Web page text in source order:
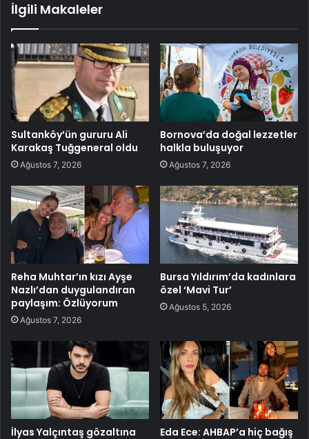
İlgili Makaleler
Sultanköy’ün gururu Ali
Karakaş Tuğgeneral oldu
Ağustos 7, 2026
Bornova’da doğal lezzetler
halkla buluşuyor
Ağustos 7, 2026
Reha Muhtar’ın kızı Ayşe
Nazlı’dan duygulandıran
paylaşım: Özlüyorum
Ağustos 7, 2026
Bursa Yıldırım’da kadınlara
özel ‘Mavi Tur’
Ağustos 5, 2026
İlyas Yalçıntaş gözaltına
Eda Ece: AHBAP’a hiç bağış